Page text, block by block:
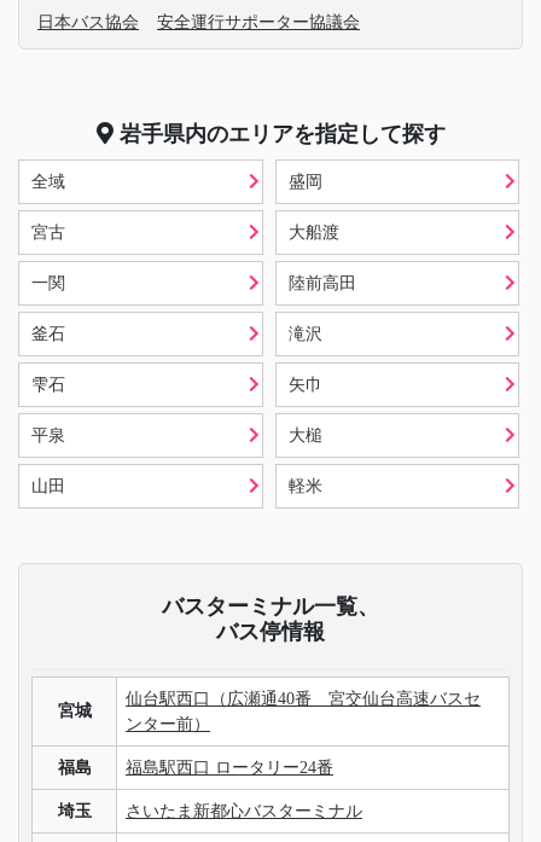
日本バス協会 安全運行サポーター協議会
岩手県内のエリアを指定して探す
全域 盛岡
宮古 大船渡
一関 陸前高田
釜石 滝沢
雫石 矢巾
平泉 大槌
山田 軽米
バスターミナル一覧、
バス停情報
宮城
仙台駅西口（広瀬通40番 宮交仙台高速バスセ
ンター前）
福島 福島駅西口 ロータリー24番
埼玉 さいたま新都心バスターミナル